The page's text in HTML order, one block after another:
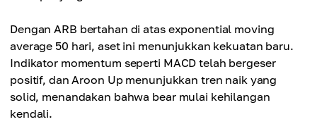
Dengan ARB bertahan di atas exponential moving
average 50 hari, aset ini menunjukkan kekuatan baru.
Indikator momentum seperti MACD telah bergeser
positif, dan Aroon Up menunjukkan tren naik yang
solid, menandakan bahwa bear mulai kehilangan
kendali.